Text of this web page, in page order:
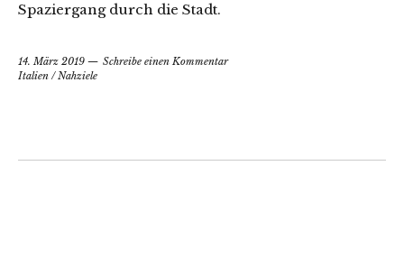
Spaziergang durch die Stadt.
14. März 2019
Schreibe einen Kommentar
Italien /Nahziele